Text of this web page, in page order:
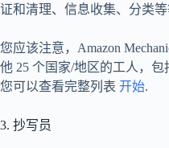
证和清理、信息收集、分类等
您应该注意，Amazon
他 25 个国家/地区的工人，包
您可以查看完整列表 开始.
3. 抄写员